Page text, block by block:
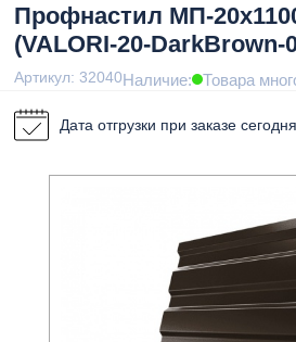
Профнастил МП-
(VALORI-20-DarkBrown-
Артикул: 32040Наличие: Товара
Дата отгрузки при заказе